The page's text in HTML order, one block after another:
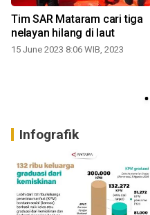
Tim SAR Mataram cari tiga
nelayan hilang di laut
15 June 2023 8:06 WIB, 2023
Infografik